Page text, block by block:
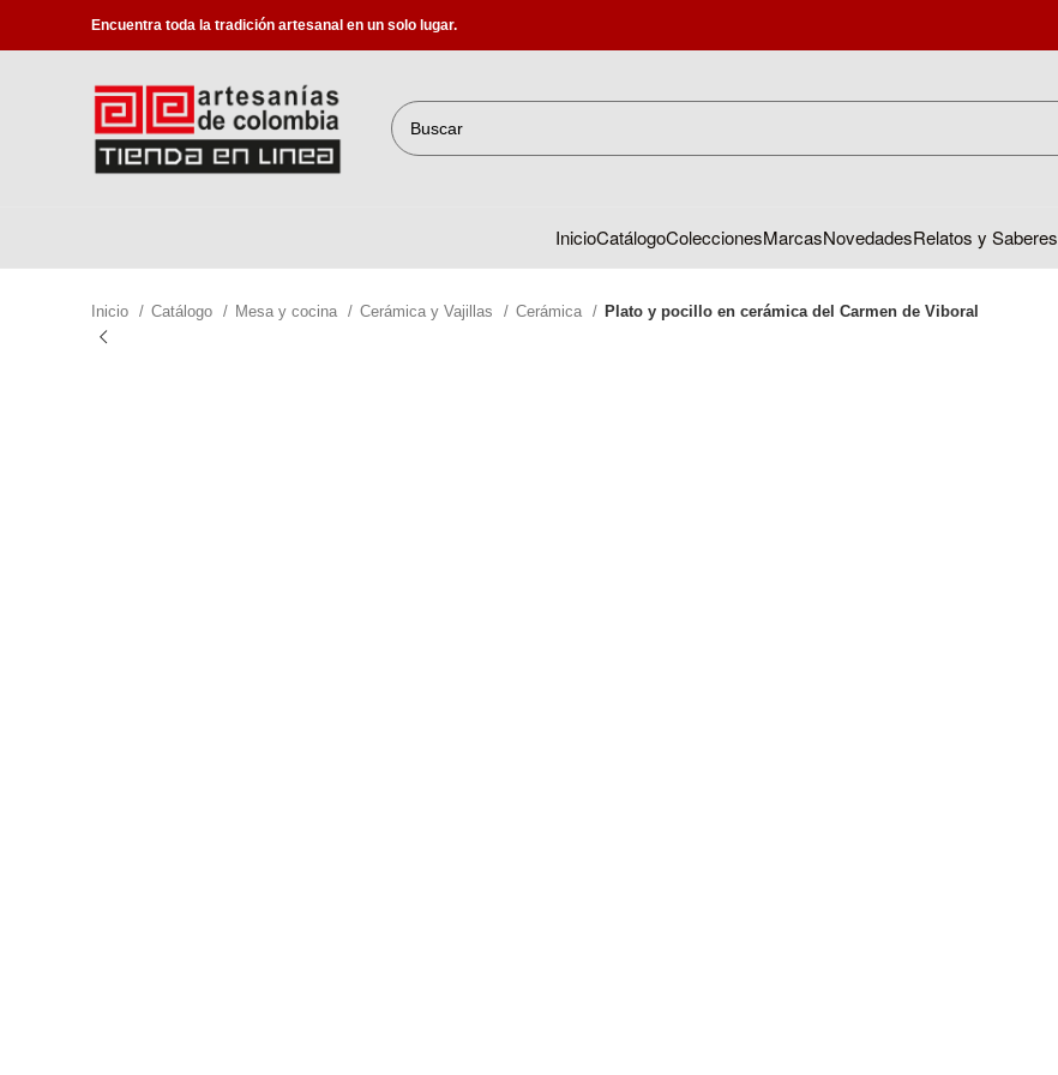
Encuentra toda la tradición artesanal en un solo lugar.
InicioCatálogoColeccionesMarcasNovedadesRelatos y Saberes
Inicio Catálogo Mesa y cocina Cerámica y Vajillas Cerámica Plato y pocillo en cerámica del Carmen de Viboral